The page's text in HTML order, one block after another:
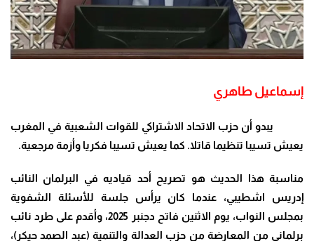
إسماعيل طاهري
يبدو أن حزب الاتحاد الاشتراكي للقوات الشعبية في المغرب
يعيش تسيبا تنظيما قاتلا. كما يعيش تسيبا فكريا وأزمة مرجعية.
مناسبة هذا الحديث هو تصريح أحد قياديه في البرلمان النائب
إدريس اشطيبي، عندما كان يرأس جلسة للأسئلة الشفوية
بمجلس النواب، يوم الاثنين فاتح دجنبر 2025، وأقدم على طرد نائب
برلماني من المعارضة من حزب العدالة والتنمية (عبد الصمد حيكر)،